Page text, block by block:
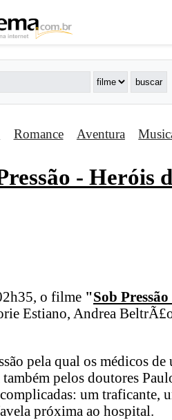
Romance Aventura
- Heróis
o filme "Sob
Estiano, Andrea
pela qual os médicos
pelos doutores
um traficante,
próxima ao hospital.